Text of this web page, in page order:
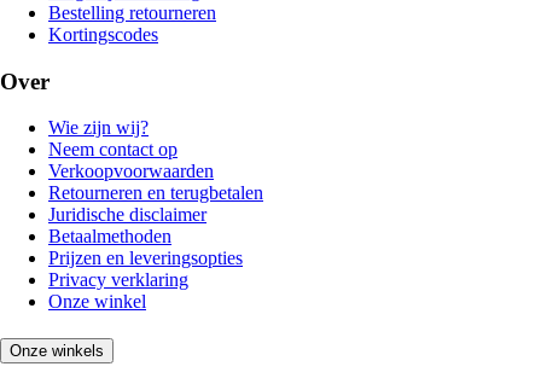
Bestelling retourneren
Kortingscodes
Over
Wie zijn wij?
Neem contact op
Verkoopvoorwaarden
Retourneren en terugbetalen
Juridische disclaimer
Betaalmethoden
Prijzen en leveringsopties
Privacy verklaring
Onze winkel
Onze winkels